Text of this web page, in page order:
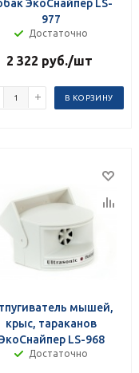
ЭкоСнайпер LS-
977
Достаточно
2 322 руб./шт
В КОРЗИНУ
мышей,
крыс, тараканов
LS-968
Достаточно